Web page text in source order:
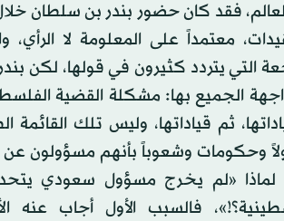
فقد كان حضور بندر بن سلطان
معتمداً على المعلومة لا الرأي،
التي يتردد كثيرون في قولها، لكن
الجميع بها: مشكلة القضية
ثم قياداتها، وليس تلك القائمة
وحكومات وشعوباً بأنهم مسؤولون
لماذا «لم يخرج مسؤول سعودي
فالسبب الأول أجاب عنه